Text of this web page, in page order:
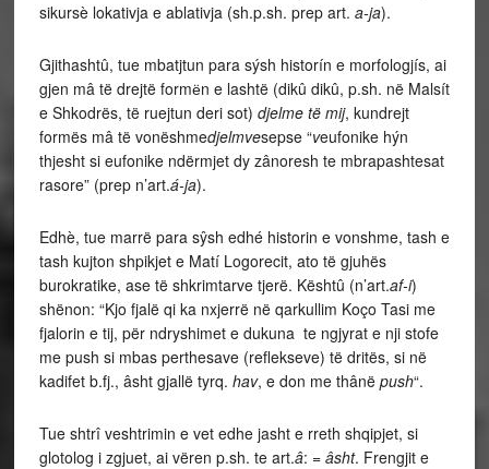
sikursè lokativja e ablativja (sh.p.sh. prep art. a-ja).
Gjithashtû, tue mbatjtun para sýsh historín e morfologjís, ai
gjen mâ të drejtë formёn e lashtë (dikû dikû, p.sh. në Malsít
e Shkodrës, të ruejtun deri sot) djelme të mij, kundrejt
formës mâ të vonëshmedjelmvesepse “veufonike hýn
thjesht si eufonike ndërmjet dy zânoresh te mbrapashtesat
rasore” (prep n’art.á-ja).
Edhè, tue marrë para sŷsh edhé historin e vonshme, tash e
tash kujton shpikjet e Matí Logorecit, ato të gjuhës
burokratike, ase të shkrimtarve tjerë. Kështû (n’art.af-i)
shënon: “Kjo fjalë qi ka nxjerrë në qarkullim Koço Tasi me
fjalorin e tij, për ndryshimet e dukuna te ngjyrat e nji stofe
me push si mbas perthesave (reflekseve) të dritës, si në
kadifet b.fj., âsht gjallë tyrq. hav, e don me thânë push“.
Tue shtrî veshtrimin e vet edhe jasht e rreth shqipjet, si
glotolog i zgjuet, ai vëren p.sh. te art.â: = âsht. Frengjit e